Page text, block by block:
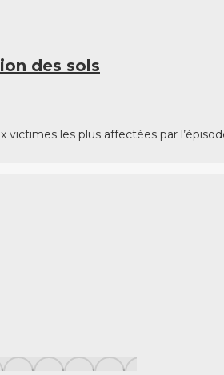
des sols
les plus affectées par